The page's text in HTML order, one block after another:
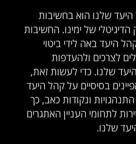
שלנו הוא בחשיבות
הדיגיטלי של ימינו. החשיבות
היעד באה לידי ביטוי
לצרכים ולהעדפות
שלנו. כדי לעשות זאת,
בסיסיים על קהל היעד
ונקודות כאב, כך
לתחומי העניין האתגרים
שלנו.